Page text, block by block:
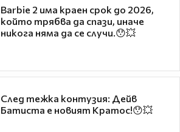
Barbie 2 има краен срок до 2026,
който трябва да спази, иначе
никога няма да се случи.😯💥
След тежка контузия: Дейв
Батиста е новият Кратос!😯💥